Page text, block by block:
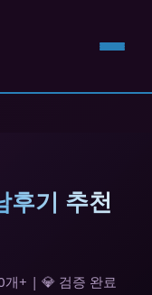
후기 추천
개+ | 💎 검증 완료